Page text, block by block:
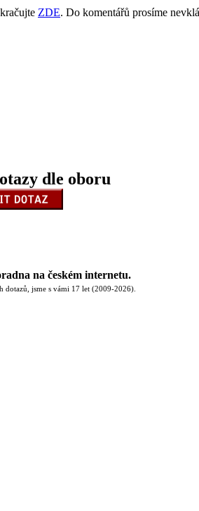
ZDE. Do komentářů prosíme
dle oboru
na českém internetu.
dotazů, jsme s vámi 17 let (2009-2026).